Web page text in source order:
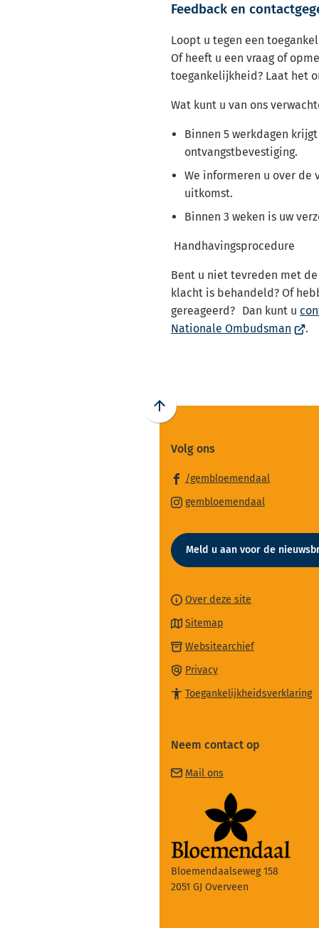
Feedback en
Loopt u tegen een
Of heeft u een vraag of
toegankelijkheid? Laat het
Wat kunt u van ons
Binnen 5 werkdagen
ontvangstbevestiging.
We informeren u over de
uitkomst.
Binnen 3 weken is uw
Handhavingsprocedure
Bent u niet tevreden met
klacht is behandeld? Of
gereageerd? Dan kunt u
Nationale Ombudsman
.
Scroll
boven
het
begin
paginainhoud
Volg ons
/gembloemendaal
externe
website)
gembloemendaal
een
externe
Meld u aan voor de
Over deze site
Sitemap
Websitearchief(Verwijst
externe
Privacy
Toegankelijkheidsverklaring
Neem contact op
Mail ons
een
e-
mailadres)
Bloemendaalseweg 158
2051 GJ Overveen